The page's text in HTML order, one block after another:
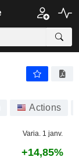
Actions
Varia. 1 janv.
+14,85%